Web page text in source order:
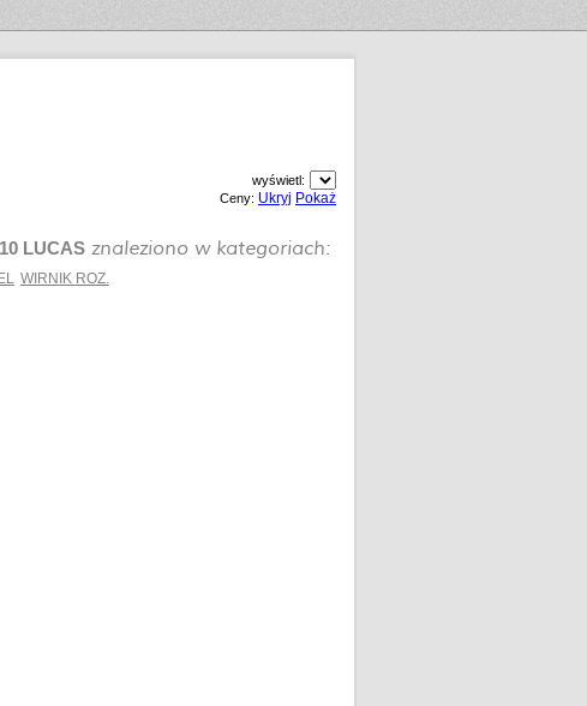
wyświetl:
Ceny: Ukryj Pokaż
LUCAS znaleziono w kategoriach:
WIRNIK ROZ.